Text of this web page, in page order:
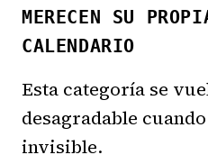
MERECEN SU
CALENDARIO
Esta categoría se
desagradable
invisible.